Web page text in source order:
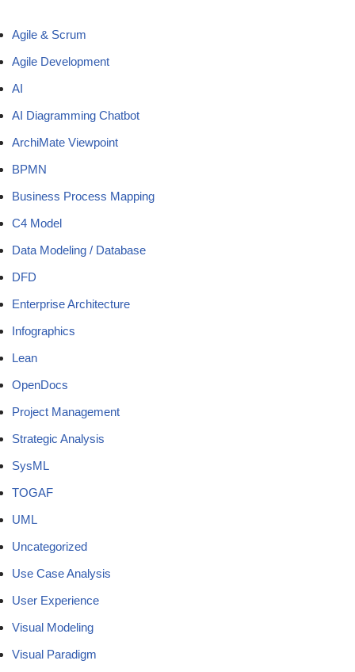
Agile & Scrum
Agile Development
AI
AI Diagramming Chatbot
ArchiMate Viewpoint
BPMN
Business Process Mapping
C4 Model
Data Modeling / Database
DFD
Enterprise Architecture
Infographics
Lean
OpenDocs
Project Management
Strategic Analysis
SysML
TOGAF
UML
Uncategorized
Use Case Analysis
User Experience
Visual Modeling
Visual Paradigm